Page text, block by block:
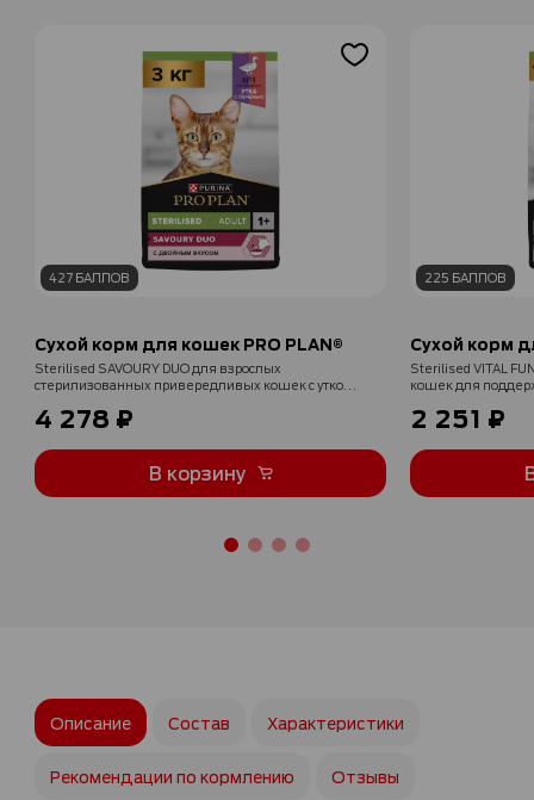
427 БАЛЛОВ
Сухой корм для кошек PRO PLAN®
Sterilised SAVOURY DUO для взрослых
стерилизованных привередливых кошек с уткой и
4 278 ₽
В корзину
225 БАЛЛОВ
Сухой корм
Sterilised VITAL
кошек для
2 251 ₽
Описание Состав Характеристики
Рекомендации по кормлению Отзывы